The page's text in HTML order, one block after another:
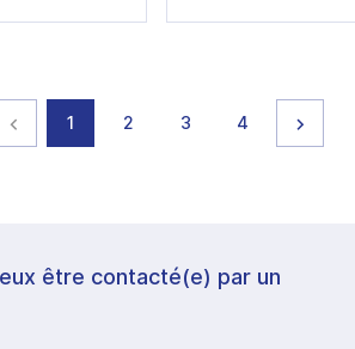
Page précédente
page
1 page
2 page
3 page
4
être contacté(e) par un